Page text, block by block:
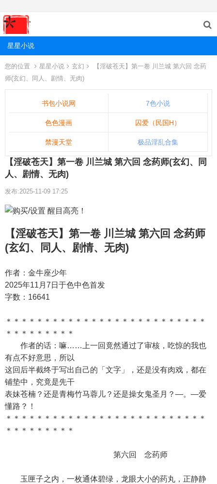
星星小说
您的位置 星星小说 玄幻
【淫破苍天】第一卷 川兰城 第六回 念药
师(玄幻、同人、剧情、无肉)
书包小说网 7色小说
色色漫画 囚爱（民国H）
禁漫天堂 极品淫乱合集
【淫破苍天】第一卷 川兰城 第六回 念药师(玄幻、同
人、剧情、无肉)
发布:2025-11-09 17:25
【淫破苍天】第一卷 川兰城 第六回 念药师
(玄幻、同人、剧情、无肉)
作者：金牛座少年
2025年11月7日于色中色首发
字数：16641
＊＊＊＊＊＊＊＊＊＊＊＊＊＊＊＊＊＊＊＊＊＊＊＊＊＊
＊＊＊＊＊＊＊＊＊
作者的话：嘛……上一回竟然通过了审核，吃惊的我也
有点不好意思，所以
这回后半截终于写出自己的「文字」，还是没有肉戏，都在
铺垫中，究竟是先干
表妹苍楠？还是青梅竹马蓉儿？还是操女鬼圣月？—。—爱
懂路？！
＊＊＊＊＊＊＊＊＊＊＊＊＊＊＊＊＊＊＊＊＊＊＊＊＊＊
＊＊＊＊＊＊＊＊＊
第六回 念药师
玉匣子之内，一枚通体碧绿，龙眼大小的药丸，正静静